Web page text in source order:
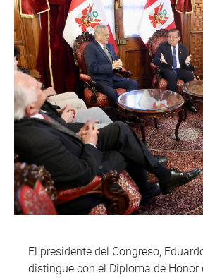
El presidente del Congreso,
distingue con el Diploma de Honor